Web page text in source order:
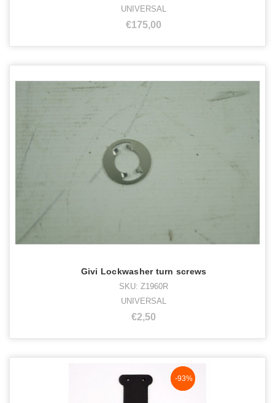
UNIVERSAL
€175,00
Givi Lockwasher turn screws
SKU: Z1960R
UNIVERSAL
€2,50
NaN%
-93%